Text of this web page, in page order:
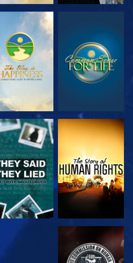
TITTA TITTA
TITTA TITTA
TITTA